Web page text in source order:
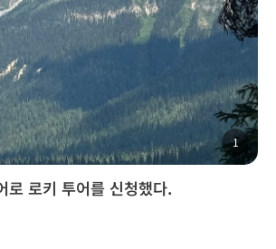
1
로 로키 투어를 신청했다.